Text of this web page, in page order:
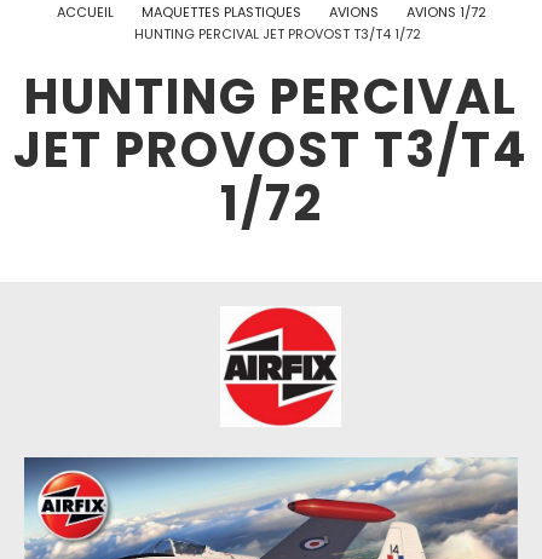
ACCUEIL MAQUETTES PLASTIQUES AVIONS
AVIONS 1/72
HUNTING PERCIVAL JET PROVOST T3/T4 1/72
HUNTING PERCIVAL
JET PROVOST T3/T4
1/72